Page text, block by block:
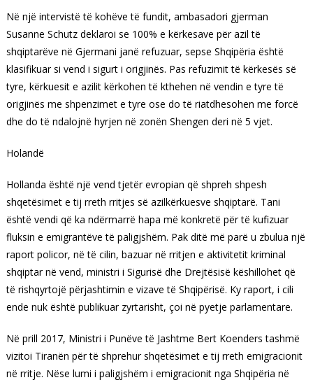
Në një intervistë të kohëve të fundit, ambasadori gjerman
Susanne Schutz deklaroi se 100% e kërkesave për azil të
shqiptarëve në Gjermani janë refuzuar, sepse Shqipëria është
klasifikuar si vend i sigurt i origjinës. Pas refuzimit të kërkesës së
tyre, kërkuesit e azilit kërkohen të kthehen në vendin e tyre të
origjinës me shpenzimet e tyre ose do të riatdhesohen me forcë
dhe do të ndalojnë hyrjen në zonën Shengen deri në 5 vjet.
Holandë
Hollanda është një vend tjetër evropian që shpreh shpesh
shqetësimet e tij rreth rritjes së azilkërkuesve shqiptarë. Tani
është vendi që ka ndërmarrë hapa më konkretë për të kufizuar
fluksin e emigrantëve të paligjshëm. Pak ditë më parë u zbulua një
raport policor, në të cilin, bazuar në rritjen e aktivitetit kriminal
shqiptar në vend, ministri i Sigurisë dhe Drejtësisë këshillohet që
të rishqyrtojë përjashtimin e vizave të Shqipërisë. Ky raport, i cili
ende nuk është publikuar zyrtarisht, çoi në pyetje parlamentare.
Në prill 2017, Ministri i Punëve të Jashtme Bert Koenders tashmë
vizitoi Tiranën për të shprehur shqetësimet e tij rreth emigracionit
në rritje. Nëse lumi i paligjshëm i emigracionit nga Shqipëria në